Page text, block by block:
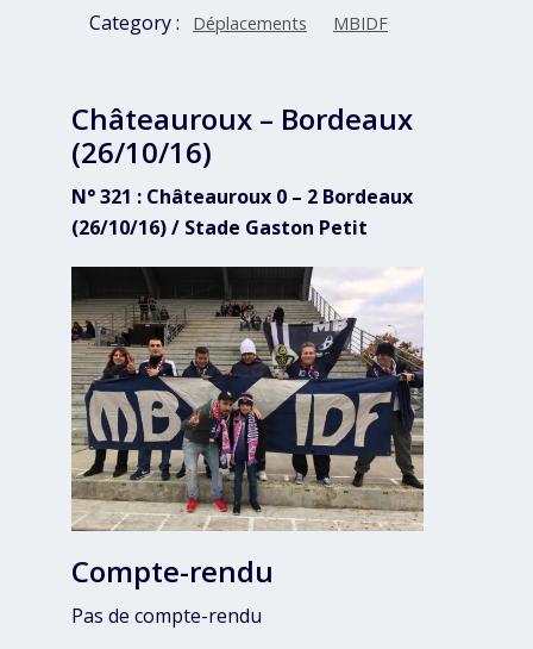
Category : Déplacements MBIDF
Châteauroux – Bordeaux
(26/10/16)
N° 321 : Châteauroux 0 – 2 Bordeaux
(26/10/16) / Stade Gaston Petit
Compte-rendu
Pas de compte-rendu